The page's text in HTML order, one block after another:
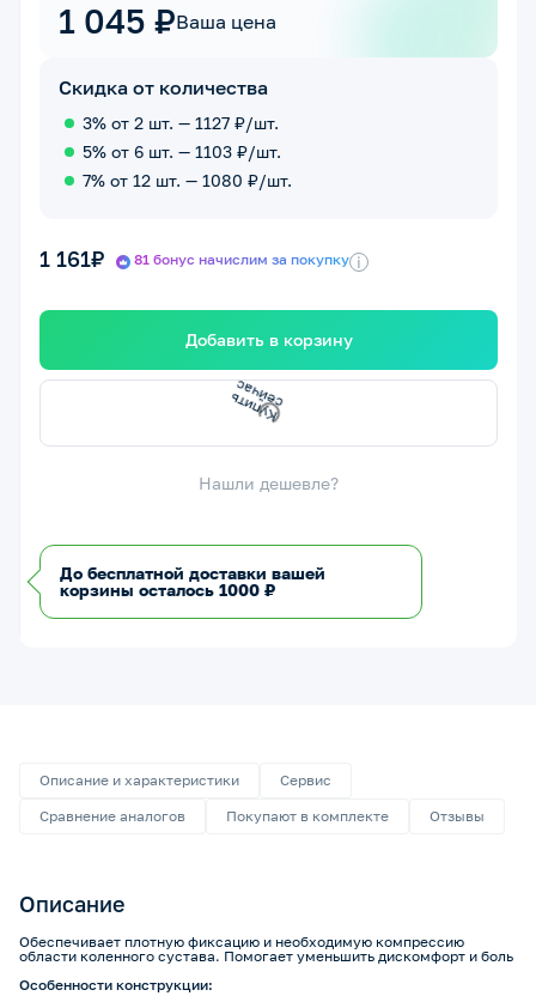
1 045 ₽Ваша цена
Скидка от количества
3% от 2 шт. — 1127 ₽/шт.
5% от 6 шт. — 1103 ₽/шт.
7% от 12 шт. — 1080 ₽/шт.
1 161₽ 81 бонус начислим за покупку i
Добавить в корзину
К
у
п
и
т
ь
с
е
й
ч
а
с
Нашли дешевле?
До бесплатной доставки вашей
корзины осталось 1000 ₽
Описание и характеристики
Сервис
Сравнение аналогов
Покупают в комплекте Отзывы
Описание
Обеспечивает плотную фиксацию и необходимую компрессию
области коленного сустава. Помогает уменьшить дискомфорт и боль
Особенности конструкции: